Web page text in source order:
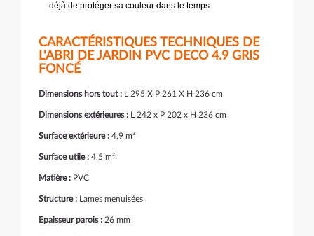
déjà de protéger sa couleur dans le temps
CARACTÉRISTIQUES TECHNIQUES DE
L'ABRI DE JARDIN PVC DECO 4.9 GRIS
FONCÉ
Dimensions hors tout : L 295 X P 261 X H 236 cm
Dimensions extérieures : L 242 x P 202 x H 236 cm
Surface extérieure : 4,9 m²
Surface utile : 4,5 m²
Matière : PVC
Structure : Lames menuisées
Epaisseur parois : 26 mm